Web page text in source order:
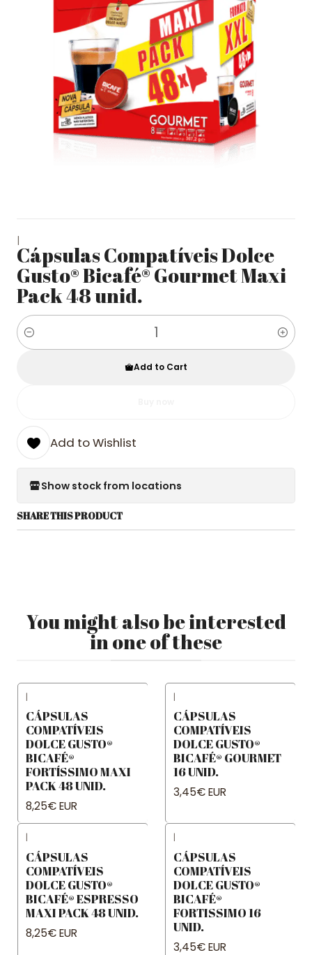
|
Cápsulas Compatíveis Dolce
Gusto® Bicafé® Gourmet Maxi
Pack 48 unid.
Quantity
Add to Cart
Add to Wishlist
Show stock from locations
SHARE THIS PRODUCT
You might also be interested
in one of these
|
CÁPSULAS
COMPATÍVEIS
DOLCE GUSTO®
BICAFÉ®
FORTÍSSIMO MAXI
PACK 48 UNID.
8,25€ EUR
|
CÁPSULAS
COMPATÍVEIS
DOLCE GUSTO®
BICAFÉ® GOURMET
16 UNID.
3,45€ EUR
|
CÁPSULAS
COMPATÍVEIS
DOLCE GUSTO®
BICAFÉ® ESPRESSO
MAXI PACK 48 UNID.
8,25€ EUR
|
CÁPSULAS
COMPATÍVEIS
DOLCE GUSTO®
BICAFÉ®
FORTISSIMO 16
UNID.
3,45€ EUR